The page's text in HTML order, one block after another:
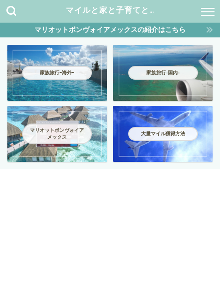
マイルと家と子育てと…
マリオットボンヴォイアメックスの紹介はこちら
家族旅行ｰ海外ｰ 家族旅行-国内-
マリオットボンヴォイア
メックス
大量マイル獲得方法